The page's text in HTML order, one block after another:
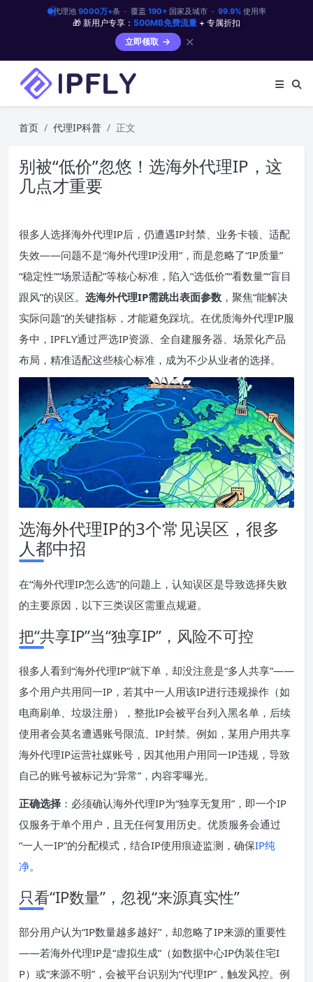
代理池 9000万+条 · 覆盖 190+国家及城市 · 99.9%使用率
🎁 新用户专享： 500MB免费流量 + 专属折扣
立即领取
✕
首页 代理IP科普 正文
别被“低价”忽悠！选海外代理IP，这
几点才重要
很多人选择海外代理IP后，仍遭遇IP封禁、业务卡顿、适配
失效——问题不是“海外代理IP没用”，而是忽略了“IP质量”
“稳定性”“场景适配”等核心标准，陷入“选低价”“看数量”“盲目
跟风”的误区。 选海外代理IP需跳出表面参数 ，聚焦“能解决
实际问题”的关键指标，才能避免踩坑。在优质海外代理IP服
务中，IPFLY通过严选IP资源、全自建服务器、场景化产品
布局，精准适配这些核心标准，成为不少从业者的选择。
选海外代理IP的3个常见误区，很多
人都中招
在“海外代理IP怎么选”的问题上，认知误区是导致选择失败
的主要原因，以下三类误区需重点规避。
把“共享IP”当“独享IP”，风险不可控
很多人看到“海外代理IP”就下单，却没注意是“多人共享”——
多个用户共用同一IP，若其中一人用该IP进行违规操作（如
电商刷单、垃圾注册），整批IP会被平台列入黑名单，后续
使用者会莫名遭遇账号限流、IP封禁。例如，某用户用共享
海外代理IP运营社媒账号，因其他用户用同一IP违规，导致
自己的账号被标记为“异常”，内容零曝光。
正确选择 ：必须确认海外代理IP为“独享无复用”，即一个IP
仅服务于单个用户，且无任何复用历史。优质服务会通过
“一人一IP”的分配模式，结合IP使用痕迹监测，确保IP纯
净。
只看“IP数量”，忽视“来源真实性”
部分用户认为“IP数量越多越好”，却忽略了IP来源的重要性
——若海外代理IP是“虚拟生成”（如数据中心IP伪装住宅I
P）或“来源不明”，会被平台识别为“代理IP”，触发风控。例